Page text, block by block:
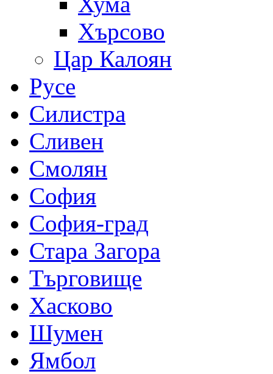
Хърсово
Цар Калоян
Русе
Силистра
Сливен
Смолян
София
София-град
Стара Загора
Търговище
Хасково
Шумен
Ямбол